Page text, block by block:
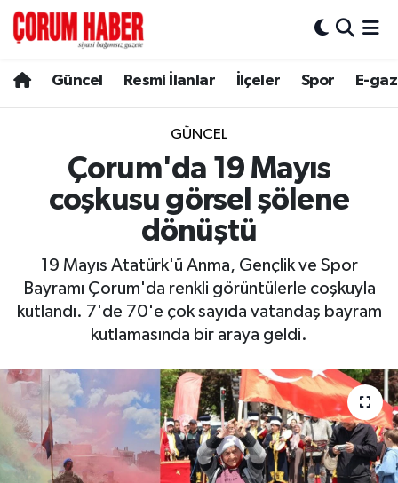
Güncel Resmi İlanlar İlçeler Spor E-
GÜNCEL
Çorum'da 19 Mayıs
coşkusu görsel şölene
dönüştü
19 Mayıs Atatürk'ü Anma, Gençlik ve Spor
Bayramı Çorum'da renkli görüntülerle coşkuyla
kutlandı. 7'de 70'e çok sayıda vatandaş bayram
kutlamasında bir araya geldi.
Spor
Resmi İlanlar
Alaca
Boğazkale
Dodurga
İskilip
Kargı
Laçin
Hava Durumu
Çorum Namaz Vakitleri
Trafik Durumu
Süper Lig Puan Durumu ve Fikstür
Tüm Manşetler
Son Dakika Haberleri
Haber Arşivi